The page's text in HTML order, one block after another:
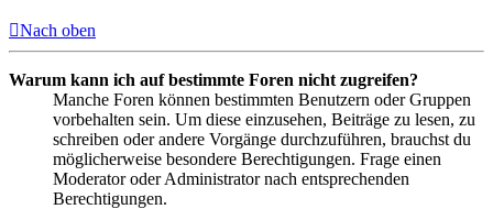
Nach oben
Warum kann ich auf bestimmte Foren nicht zugreifen?
Manche Foren können bestimmten Benutzern oder Gruppen
vorbehalten sein. Um diese einzusehen, Beiträge zu lesen, zu
schreiben oder andere Vorgänge durchzuführen, brauchst du
möglicherweise besondere Berechtigungen. Frage einen
Moderator oder Administrator nach entsprechenden
Berechtigungen.